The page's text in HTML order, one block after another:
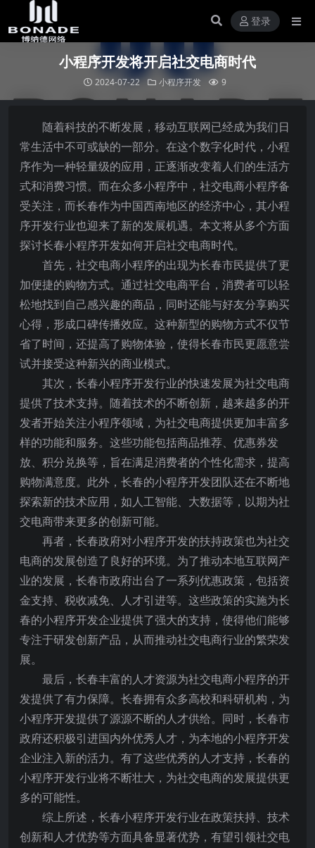
登录
小程序开发将开启社交电商时代
2024-07-22 小程序开发 9
随着科技的不断发展，移动互联网已经成为我们日
常生活中不可或缺的一部分。在这个数字化时代，小程
序作为一种轻量级的应用，正逐渐改变着人们的生活方
式和消费习惯。而在众多小程序中，社交电商小程序备
受关注，而长春作为中国西南地区的经济中心，其小程
序开发行业也迎来了新的发展机遇。本文将从多个方面
探讨长春小程序开发如何开启社交电商时代。
首先，社交电商小程序的出现为长春市民提供了更
加便捷的购物方式。通过社交电商平台，消费者可以轻
松地找到自己感兴趣的商品，同时还能与好友分享购买
心得，形成口碑传播效应。这种新型的购物方式不仅节
省了时间，还提高了购物体验，使得长春市民更愿意尝
试并接受这种新兴的商业模式。
其次，长春小程序开发行业的快速发展为社交电商
提供了技术支持。随着技术的不断创新，越来越多的开
发者开始关注小程序领域，为社交电商提供更加丰富多
样的功能和服务。这些功能包括商品推荐、优惠券发
放、积分兑换等，旨在满足消费者的个性化需求，提高
购物满意度。此外，长春的小程序开发团队还在不断地
探索新的技术应用，如人工智能、大数据等，以期为社
交电商带来更多的创新可能。
再者，长春政府对小程序开发的扶持政策也为社交
电商的发展创造了良好的环境。为了推动本地互联网产
业的发展，长春市政府出台了一系列优惠政策，包括资
金支持、税收减免、人才引进等。这些政策的实施为长
春的小程序开发企业提供了强大的支持，使得他们能够
专注于研发创新产品，从而推动社交电商行业的繁荣发
展。
最后，长春丰富的人才资源为社交电商小程序的开
发提供了有力保障。长春拥有众多高校和科研机构，为
小程序开发提供了源源不断的人才供给。同时，长春市
政府还积极引进国内外优秀人才，为本地的小程序开发
企业注入新的活力。有了这些优秀的人才支持，长春的
小程序开发行业将不断壮大，为社交电商的发展提供更
多的可能性。
综上所述，长春小程序开发行业在政策扶持、技术
创新和人才优势等方面具备显著优势，有望引领社交电